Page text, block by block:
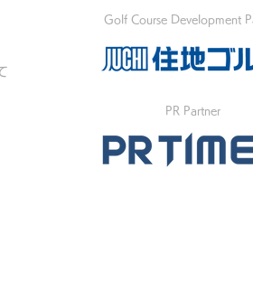
Golf Course Development
PR Partner